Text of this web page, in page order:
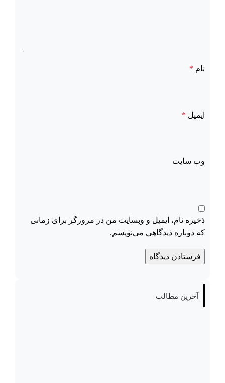
نام *
ایمیل *
وب‌ سایت
ذخیره نام، ایمیل و وبسایت من در مرورگر برای زمانی
که دوباره دیدگاهی می‌نویسم.
آخرین مطالب